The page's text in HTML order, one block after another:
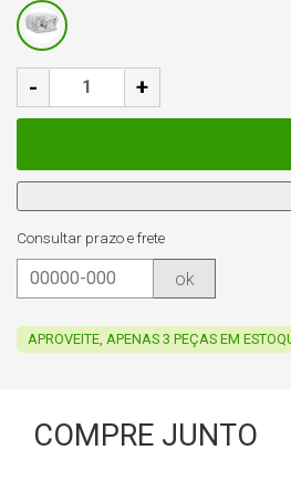
- +
Consultar prazo e frete
ok
APROVEITE, APENAS 3 PEÇAS EM
COMPRE JUNTO